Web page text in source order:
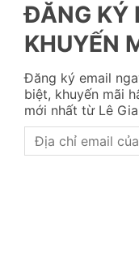
ĐĂNG KÝ
KHUYẾN
Đăng ký email
biệt, khuyến mãi
mới nhất từ Lê